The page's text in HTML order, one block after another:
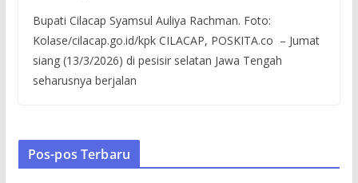
Bupati Cilacap Syamsul Auliya Rachman. Foto:
Kolase/cilacap.go.id/kpk CILACAP, POSKITA.co – Jumat
siang (13/3/2026) di pesisir selatan Jawa Tengah
seharusnya berjalan
Pos-pos Terbaru